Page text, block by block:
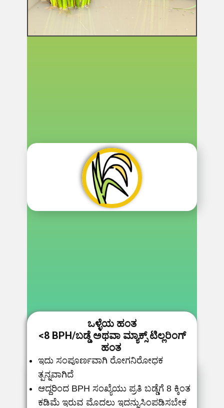
ಒಳ್ಳೆಯ ಹಂತ
<8 BPH/ಬಡ್ಡೆ ಅಥವಾ ಮ್ಯಾಕ್ಸ್ ಟಿಲ್ಲರಿಂಗ್
ಹಂತ
ಇದು ಸಂಪೂರ್ಣವಾಗಿ ರೋಗನಿರೋಧಕ
ತ್ಪನ್ನವಾಗಿದೆ
ಆದ್ದರಿಂದ BPH ಸಂಖ್ಯೆಯು ಪ್ರತಿ ಬಡ್ಡೆಗೆ 8 ಕ್ಕಿಂತ
ಕಡಿಮೆ ಇರುವ ಮೊದಲು ಇದನ್ನುಸಿಂಪಡಿಸಬೇಕ